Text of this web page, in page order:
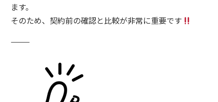
ます。
そのため、契約前の確認と比較が非常に重要です
⸻